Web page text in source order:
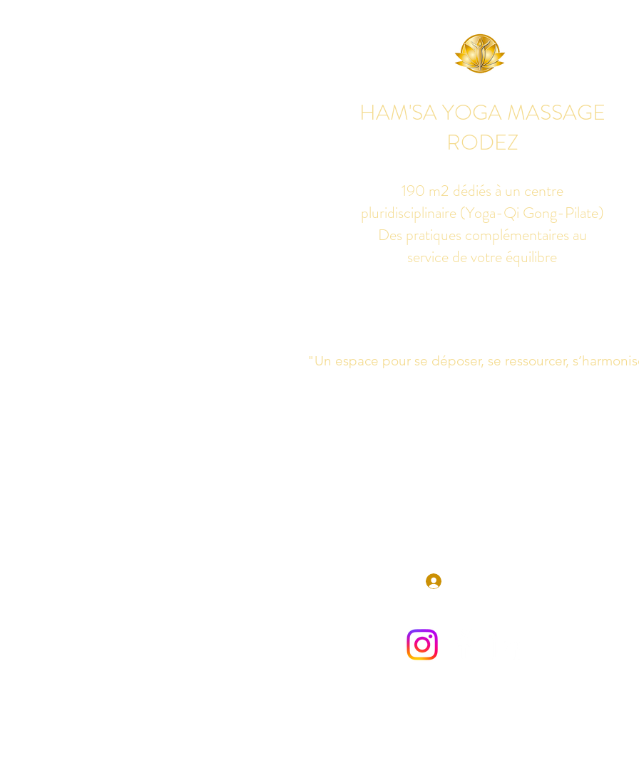
HAM'SA YOGA MASSAGE
RODEZ
190 m2 dédiés à un centre
pluridisciplinaire (Yoga-Qi Gong-Pilate)
Des pratiques complémentaires au
service de votre équilibre
"Un espace pour se déposer, se ressourcer,